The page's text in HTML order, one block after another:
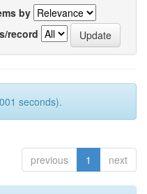
by
record
seconds).
previous 1 next